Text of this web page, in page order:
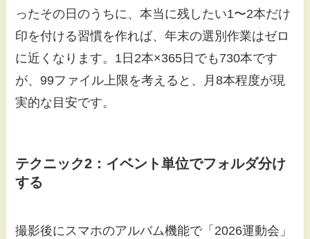
ったその日のうちに、本当に残したい1〜2本だけ
印を付ける習慣を作れば、年末の選別作業はゼロ
に近くなります。1日2本×365日でも730本です
が、99ファイル上限を考えると、月8本程度が現
実的な目安です。
テクニック2：イベント単位でフォルダ分け
する
撮影後にスマホのアルバム機能で「2026運動会」